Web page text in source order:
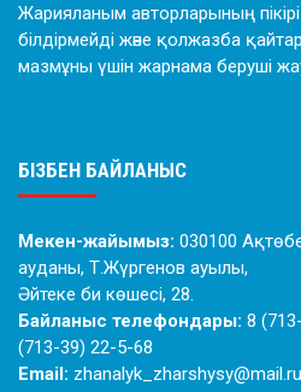
Жарияланым авторларының
білдірмейді және қолжазба
мазмұны үшін жарнама беруші
БІЗБЕН БАЙЛАНЫС
Мекен-жайымыз: 030100
ауданы, Т.Жүргенов ауылы,
Әйтеке би көшесі, 28.
Байланыс телефондары: 8
(713-39) 22-5-68
Email: zhanalyk_zharshysy@mail.ru